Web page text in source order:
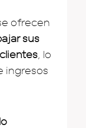
ofrecen
sus
, lo
ingresos